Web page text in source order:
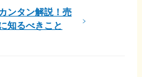
ンタン解説！売
知るべきこと